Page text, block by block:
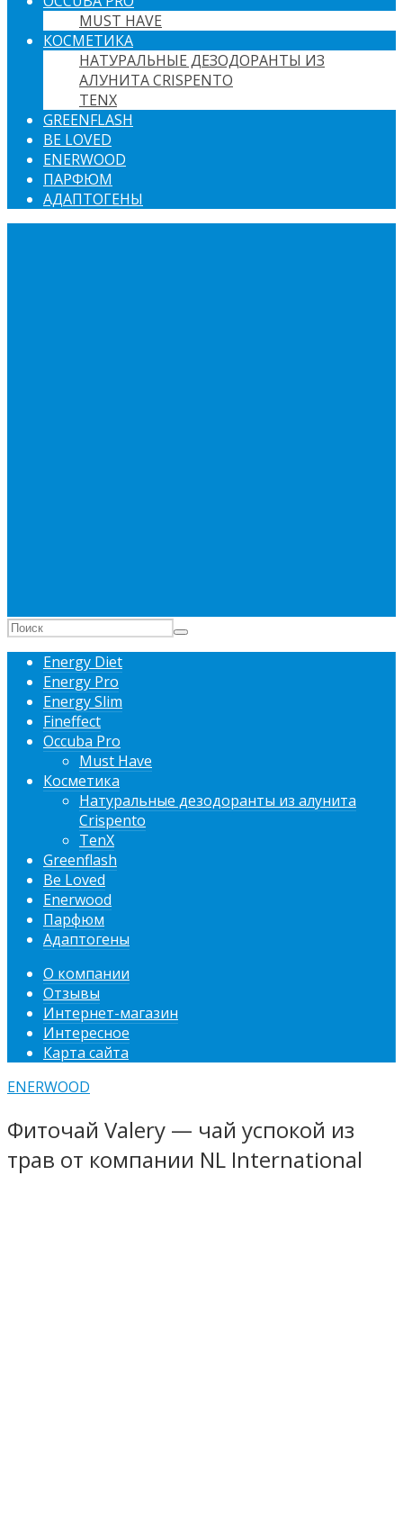
MUST HAVE
КОСМЕТИКА
НАТУРАЛЬНЫЕ ДЕЗОДОРАНТЫ ИЗ
АЛУНИТА CRISPENTO
TENX
GREENFLASH
BE LOVED
ENERWOOD
ПАРФЮМ
АДАПТОГЕНЫ
Energy Diet
Energy Pro
Energy Slim
Fineffect
Occuba Pro
Must Have
Косметика
Натуральные дезодоранты из алунита
Crispento
TenX
Greenflash
Be Loved
Enerwood
Парфюм
Адаптогены
О компании
Отзывы
Интернет-магазин
Интересное
Карта сайта
ENERWOOD
Фиточай Valery — чай успокой из
трав от компании NL International